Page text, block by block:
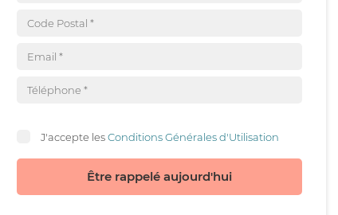
J'accepte lesConditions Générales d'Utilisation
Être rappelé aujourd'hui